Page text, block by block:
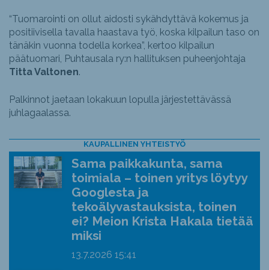
“Tuomarointi on ollut aidosti sykähdyttävä kokemus ja
positiivisella tavalla haastava työ, koska kilpailun taso on
tänäkin vuonna todella korkea”, kertoo kilpailun
päätuomari, Puhtausala ry:n hallituksen puheenjohtaja
Titta Valtonen.
Palkinnot jaetaan lokakuun lopulla järjestettävässä
juhlagaalassa.
KAUPALLINEN YHTEISTYÖ
Sama paikkakunta, sama
toimiala – toinen yritys löytyy
Googlesta ja
tekoälyvastauksista, toinen
ei? Meion Krista Hakala tietää
miksi
13.7.2026 15:41